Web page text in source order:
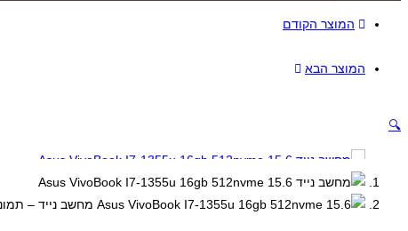
VivoBook
1355u
15.6
המוצר הקודם
המוצר הבא
🔍